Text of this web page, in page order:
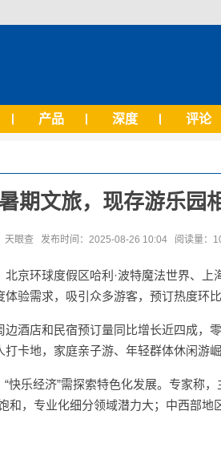
产品 深度 评论
期文旅，现存游乐园
天眼查 发布时间：2025-08-26 10:04 阅读量：
京环球度假区哈利·波特魔法世界、
验需求，吸引众多游客，预订热度环比
酒店和民宿预订量同比增长近四成，
卡地，家庭亲子游、年轻群体休闲游
快乐经济”需探索特色化发展。专家称
和，专业化细分领域潜力大；中西部